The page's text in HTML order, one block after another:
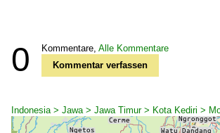
0 Kommentare, Alle Kommentare
Kommentar verfassen
Indonesia > Jawa > Jawa Timur > Kota Kediri >